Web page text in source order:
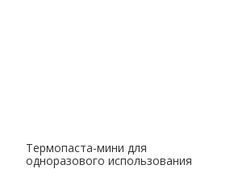
Термопаста-мини для
одноразового использования